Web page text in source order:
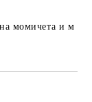
момичета и м